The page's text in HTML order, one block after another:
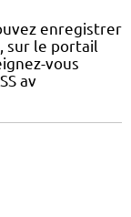
enregistrer
sur le portail
vous
av